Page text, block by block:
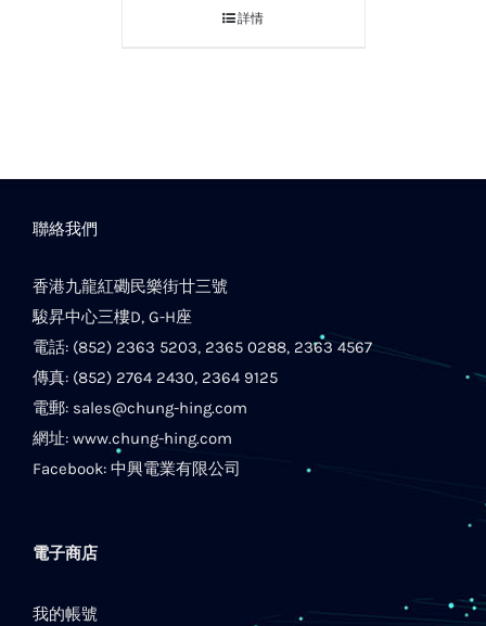
詳情
聯絡我們
香港九龍紅磡民樂街廿三號
駿昇中心三樓D, G-H座
電話: (852) 2363 5203, 2365 0288, 2363 4567
傳真: (852) 2764 2430, 2364 9125
電郵: sales@chung-hing.com
網址: www.chung-hing.com
Facebook: 中興電業有限公司
電子商店
我的帳號